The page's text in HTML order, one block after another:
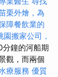
栗外燴，為
障餐飲業的
園搬家公司，
分鐘的河船期
觀，而兩個
療服務 優質